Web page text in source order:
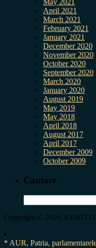
May 2021
April 2021
March 2021
February 2021
January 2021
December 2020
November 2020
October 2020
September 2020
March 2020
January 2020
August 2019
May 2019
May 2018
April 2018
August 2017
April 2017
December 2009
October 2009
Cautare
for:
Copyright © 2026,
* AUR, Patria,